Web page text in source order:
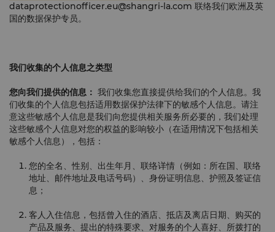
dataprotectionofficer.eu@shangri-la.com 联络我们欧洲及英
国的数据保护专员。
我们收集的个人信息之类型
您向我们提供的信息： 我们收集您直接提供给我们的个人信息。我
们收集的个人信息包括适用数据保护法律下的敏感个人信息。请注
意这些敏感个人信息是我们向您提供相关服务所必要的，我们处理
这些敏感个人信息对您的权益的影响较小（在适用情况下包括相关
敏感个人信息），包括：
您的全名、性别、出生年月、联络详情（例如：所在国、联络
地址、邮件地址及电话号码）、身份证明信息、护照及签证信
息；
客人入住信息，包括曾入住的酒店、抵店及离店日期、购买的
产品及服务、提出的特殊要求、对服务的个人喜好、所拨打的